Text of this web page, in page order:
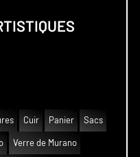
Cuir Panier Sacs
Verre de Murano